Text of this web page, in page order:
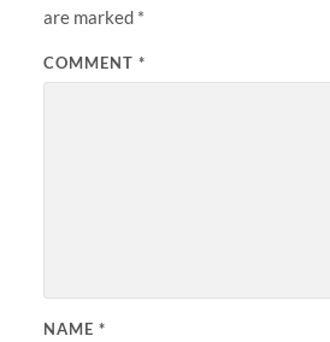
are marked *
COMMENT *
NAME *